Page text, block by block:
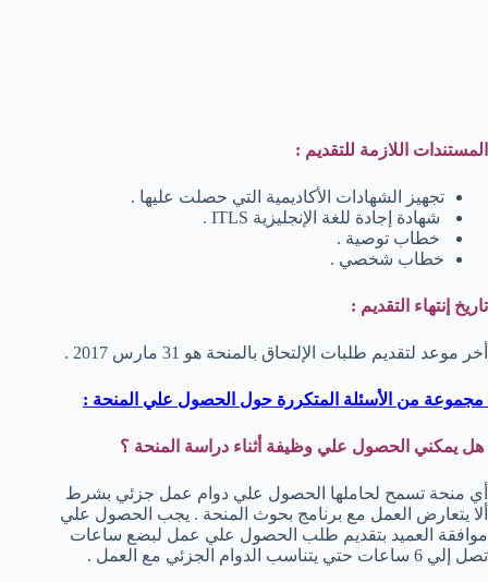
المستندات اللازمة للتقديم :
تجهيز الشهادات الأكاديمية التي حصلت عليها .
شهادة إجادة للغة الإنجليزية ITLS .
خطاب توصية .
خطاب شخصي .
تاريخ إنتهاء التقديم :
أخر موعد لتقديم طلبات الإلتحاق بالمنحة هو 31 مارس 2017 .
مجموعة من الأسئلة المتكررة حول الحصول علي المنحة :
هل يمكني الحصول علي وظيفة أثناء دراسة المنحة ؟
أي منحة تسمح لحاملها الحصول علي دوام عمل جزئي بشرط
ألا يتعارض العمل مع برنامج بحوث المنحة . يجب الحصول علي
موافقة العميد بتقديم طلب الحصول علي عمل لبضع ساعات
تصل إلي 6 ساعات حتي يتناسب الدوام الجزئي مع العمل .